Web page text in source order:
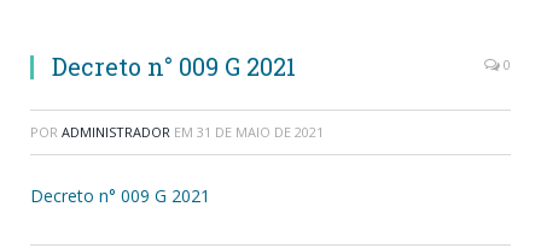
Decreto n° 009 G 2021 0
POR ADMINISTRADOR EM 31 DE MAIO DE 2021
Decreto n° 009 G 2021